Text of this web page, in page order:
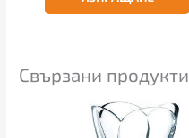
Свързани продукти